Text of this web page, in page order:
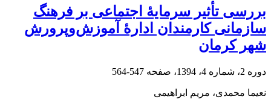
بررسی تأثیر سرمایۀ اجتماعی بر فرهنگ
سازمانی کارمندان ادارۀ آموزش‌وپرورش
شهر کرمان
دوره 2، شماره 4، 1394، صفحه 547-564
نعیما محمدی، مریم ابراهیمی